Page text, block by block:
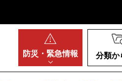
防災・ 緊急情報 分類か